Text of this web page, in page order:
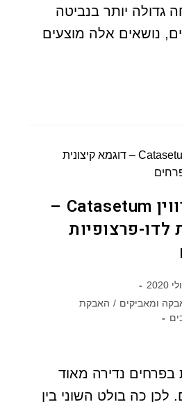
גדולה יותר בנביטה
נושאים אלה מוצעים
הסחלב של דרווין Catasetum –
לדו-פרצופיות
ומאביקים / האבקת
בפרחים נדירה מאוד
כה בולט השוני בין